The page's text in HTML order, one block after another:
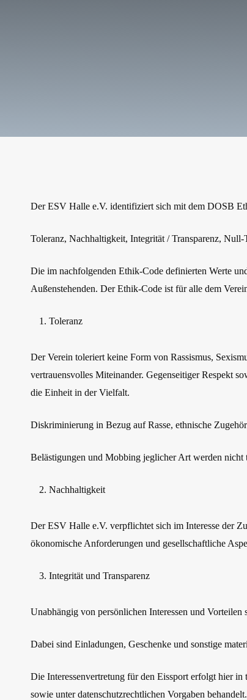
Der ESV Halle e.V. identifiziert sich mit dem DOSB
Toleranz,Nachhaltigkeit,Integrität / Transparenz,Null-
Die im nachfolgenden Ethik-Code definierten Werte
Außenstehenden. Der Ethik-Code ist für alle dem
Toleranz
Der Verein toleriert keine Form von Rassismus,
vertrauensvolles Miteinander. Gegenseitiger Respekt
die Einheit in der Vielfalt.
Diskriminierung in Bezug auf Rasse, ethnische
Belästigungen und Mobbing jeglicher Art werden
Nachhaltigkeit
Der ESV Halle e.V. verpflichtet sich im Interesse der
ökonomische Anforderungen und gesellschaftliche
Integrität und Transparenz
Unabhängig von persönlichen Interessen und Vorteilen
Dabei sind Einladungen, Geschenke und sonstige
Die Interessenvertretung für den Eissport erfolgt hier
sowie unter datenschutzrechtlichen Vorgaben behandelt.